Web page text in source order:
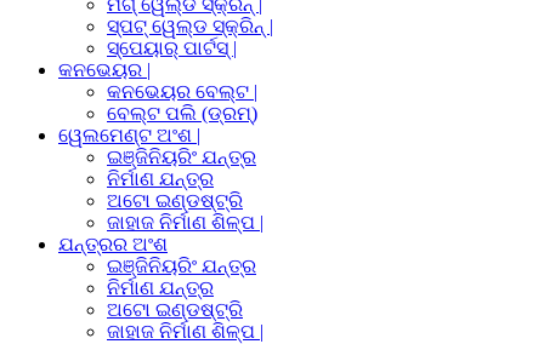
ମିଗ୍ ୱେଲ୍ଡ ସ୍କ୍ରିନ୍ |
ସ୍ପଟ୍ ୱେଲ୍ଡ ସ୍କ୍ରିନ୍ |
ସ୍ପେୟାର୍ ପାର୍ଟସ୍ |
କନଭେୟର |
କନଭେୟର ବେଲ୍ଟ |
ବେଲ୍ଟ ପଲି (ଡ୍ରମ୍)
ୱେଲମେଣ୍ଟ ଅଂଶ |
ଇଞ୍ଜିନିୟରିଂ ଯନ୍ତ୍ର
ନିର୍ମାଣ ଯନ୍ତ୍ର
ଅଟୋ ଇଣ୍ଡଷ୍ଟ୍ରି
ଜାହାଜ ନିର୍ମାଣ ଶିଳ୍ପ |
ଯନ୍ତ୍ରର ଅଂଶ
ଇଞ୍ଜିନିୟରିଂ ଯନ୍ତ୍ର
ନିର୍ମାଣ ଯନ୍ତ୍ର
ଅଟୋ ଇଣ୍ଡଷ୍ଟ୍ରି
ଜାହାଜ ନିର୍ମାଣ ଶିଳ୍ପ |